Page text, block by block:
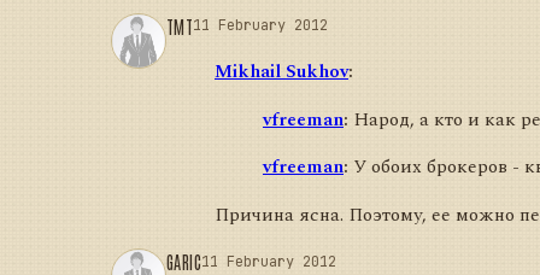
TMT11 February 2012
Mikhail Sukhov:
vfreeman: Народ, а кто и как
vfreeman: У обоих брокеров -
Причина ясна. Поэтому, ее можно
GARIC11 February 2012